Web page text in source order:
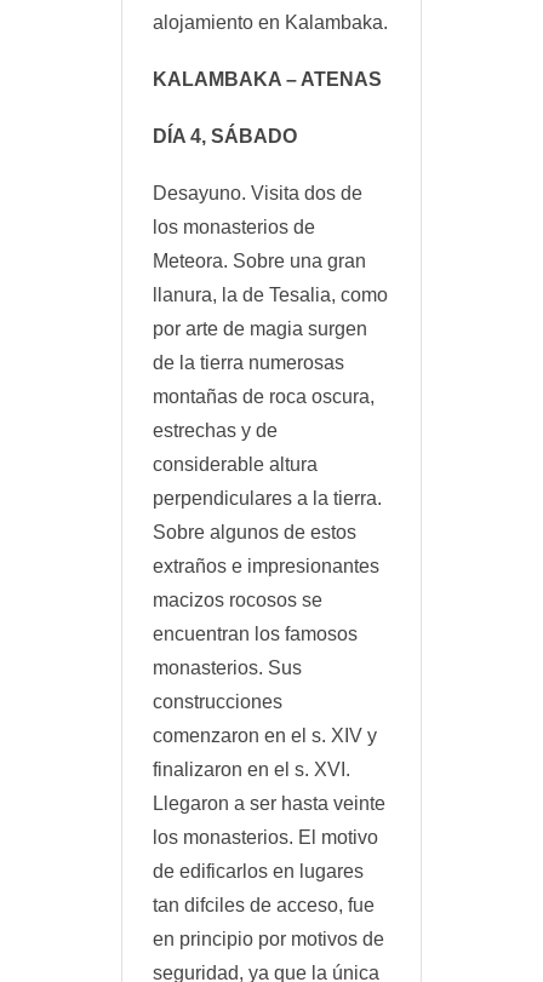
alojamiento en Kalambaka.
KALAMBAKA – ATENAS
DÍA 4, SÁBADO
Desayuno. Visita dos de
los monasterios de
Meteora. Sobre una gran
llanura, la de Tesalia, como
por arte de magia surgen
de la tierra numerosas
montañas de roca oscura,
estrechas y de
considerable altura
perpendiculares a la tierra.
Sobre algunos de estos
extraños e impresionantes
macizos rocosos se
encuentran los famosos
monasterios. Sus
construcciones
comenzaron en el s. XIV y
finalizaron en el s. XVI.
Llegaron a ser hasta veinte
los monasterios. El motivo
de edificarlos en lugares
tan difciles de acceso, fue
en principio por motivos de
seguridad, ya que la única